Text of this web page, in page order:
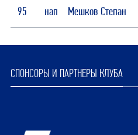
95 нап Мешков Степан
СПОНСОРЫ И ПАРТНЕРЫ КЛУБА